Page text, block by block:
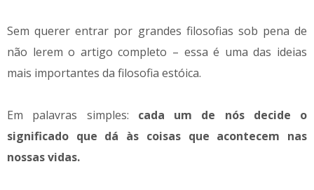
Sem querer entrar por grandes filosofias sob pena de
não lerem o artigo completo – essa é uma das ideias
mais importantes da filosofia estóica.
Em palavras simples: cada um de nós decide o
significado que dá às coisas que acontecem nas
nossas vidas.